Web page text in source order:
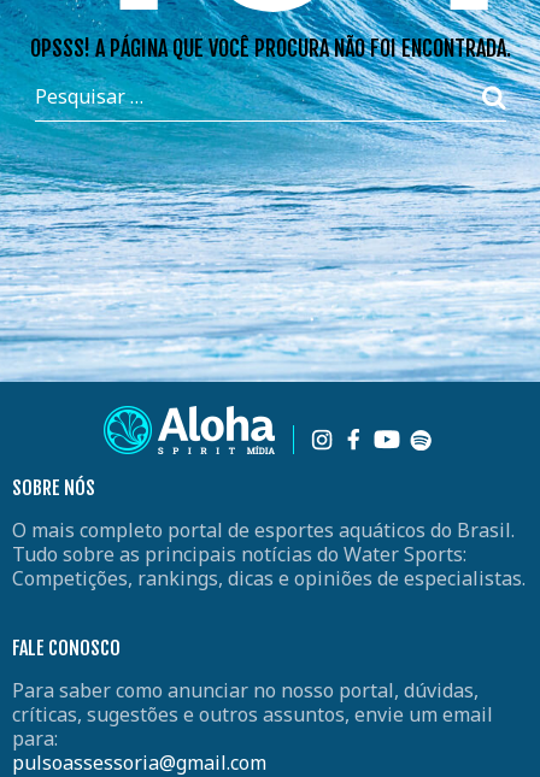
OPSSS! A PÁGINA QUE VOCÊ PROCURA NÃO FOI ENCONTRADA.
SOBRE NÓS
O mais completo portal de esportes aquáticos do Brasil.
Tudo sobre as principais notícias do Water Sports:
Competições, rankings, dicas e opiniões de especialistas.
FALE CONOSCO
Para saber como anunciar no nosso portal, dúvidas,
críticas, sugestões e outros assuntos, envie um email
para:
pulsoassessoria@gmail.com